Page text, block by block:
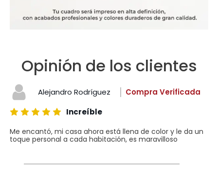
Opinión de los clientes
Alejandro Rodríguez
Compra Verificada
Increíble
Me encantó, mi casa ahora está llena de color y le da un
toque personal a cada habitación, es maravilloso